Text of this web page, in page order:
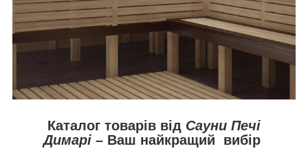
Каталог товарів від Сауни Печі
Димарі – Ваш найкращий вибір